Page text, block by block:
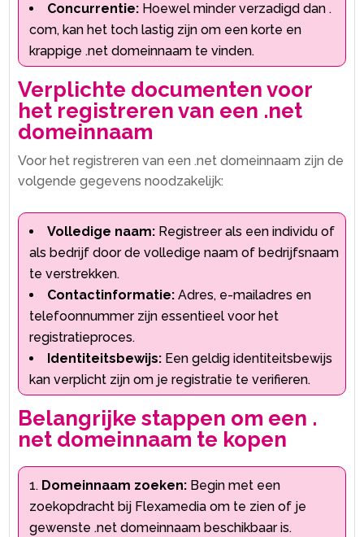
Concurrentie: Hoewel minder verzadigd dan .​
com, kan het toch lastig zijn om een korte en
krappige .​net domeinnaam te vinden.​
Verplichte documenten voor
het registreren van een .​net
domeinnaam
Voor het registreren van een .​net domeinnaam zijn de
volgende gegevens noodzakelijk:
Volledige naam: Registreer als een individu of
als bedrijf door de volledige naam of bedrijfsnaam
te verstrekken.​
Contactinformatie: Adres, e-mailadres en
telefoonnummer zijn essentieel voor het
registratieproces.​
Identiteitsbewijs: Een geldig identiteitsbewijs
kan verplicht zijn om je registratie te verifieren.​
Belangrijke stappen om een .​
net domeinnaam te kopen
Domeinnaam zoeken: Begin met een
zoekopdracht bij Flexamedia om te zien of je
gewenste .​net domeinnaam beschikbaar is.​